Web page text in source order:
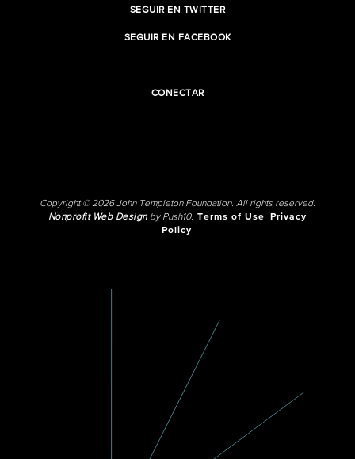
SEGUIR EN TWITTER
SEGUIR EN FACEBOOK
CONECTAR
Copyright © 2026 John Templeton Foundation. All rights reserved.
Nonprofit Web Designby Push10. Terms of Use
Privacy
Policy